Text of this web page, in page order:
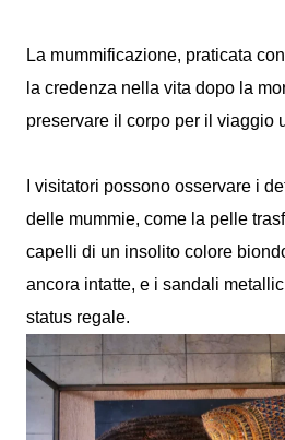
La mummificazione, praticata
la credenza nella vita dopo la
preservare il corpo per il viaggio
I visitatori possono osservare i
delle mummie, come la pelle
capelli di un insolito colore
ancora intatte, e i sandali
status regale.